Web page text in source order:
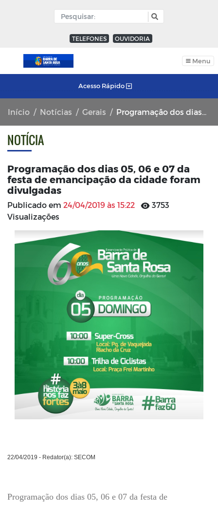
TELEFONES OUVIDORIA
Menu
Acesso Rápido
Início Notícias Gerais Programação dos dias 05, 06 e 07 da festa de emancipação da cidade foram divulgadas
NOTÍCIA
Programação dos dias 05, 06 e 07 da
festa de emancipação da cidade foram
divulgadas
Publicado em 24/04/2019 às 15:22
3753
Visualizações
22/04/2019 - Redator(a): SECOM
Programação dos dias 05, 06 e 07 da festa de